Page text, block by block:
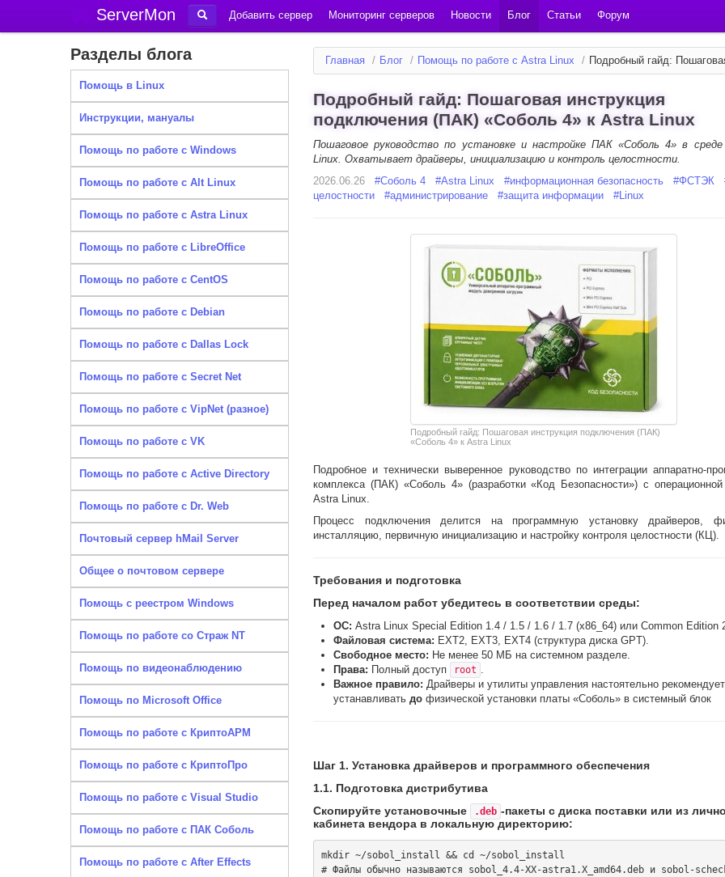
ServerMon Добавить сервер Мониторинг серверов Новости Блог Статьи Форум
Разделы блога
Помощь в Linux
Инструкции, мануалы
Помощь по работе с Windows
Помощь по работе с Alt Linux
Помощь по работе с Astra Linux
Помощь по работе с LibreOffice
Помощь по работе с CentOS
Помощь по работе с Debian
Помощь по работе с Dallas Lock
Помощь по работе с Secret Net
Помощь по работе с VipNet (разное)
Помощь по работе с VK
Помощь по работе с Active Directory
Помощь по работе с Dr. Web
Почтовый сервер hMail Server
Общее о почтовом сервере
Помощь с реестром Windows
Помощь по работе со Страж NT
Помощь по видеонаблюдению
Помощь по Microsoft Office
Помощь по работе с КриптоАРМ
Помощь по работе с КриптоПро
Помощь по работе с Visual Studio
Помощь по работе с ПАК Соболь
Помощь по работе с After Effects
Главная / Блог / Помощь по работе с Astra Linux / Подробный гайд:
Подробный гайд: Пошаговая инструкция
подключения (ПАК) «Соболь 4» к Astra Linux
Пошаговое руководство по установке и настройке ПАК «Соболь 4» в
Linux. Охватывает драйверы, инициализацию и контроль целостности.
2026.06.26
#Соболь 4 #Astra Linux #информационная безопасность #ФСТЭК
целостности
#администрирование #защита информации #Linux
Подробный гайд: Пошаговая инструкция подключения (ПАК)
«Соболь 4» к Astra Linux
Подробное и технически выверенное руководство по интеграции аппаратно-
комплекса (ПАК) «Соболь 4» (разработки «Код Безопасности») с
Astra Linux.
Процесс подключения делится на программную установку драйверов,
инсталляцию, первичную инициализацию и настройку контроля целостности (КЦ).
Требования и подготовка
Перед началом работ убедитесь в соответствии среды:
ОС: Astra Linux Special Edition 1.4 / 1.5 / 1.6 / 1.7 (x86_64) или Common Edition
Файловая система: EXT2, EXT3, EXT4 (структура диска GPT).
Свободное место: Не менее 50 МБ на системном разделе.
Права: Полный доступ root .
Важное правило: Драйверы и утилиты управления настоятельно
устанавливать до физической установки платы «Соболь» в системный блок
Шаг 1. Установка драйверов и программного обеспечения
1.1. Подготовка дистрибутива
Скопируйте установочные
.deb -пакеты с диска поставки или из
кабинета вендора в локальную директорию:
mkdir ~/sobol_install && cd ~/sobol_install
# Файлы обычно называются sobol_4.4-XX-astra1.X_amd64.deb и sobol-